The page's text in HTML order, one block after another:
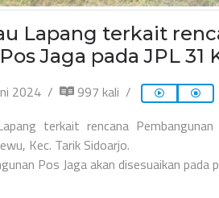
Lapang terkait
Jaga pada JPL 31
2024
997 kali
terkait rencana
Kec. Tarik Sidoarjo.
Pos Jaga akan disesuaikan